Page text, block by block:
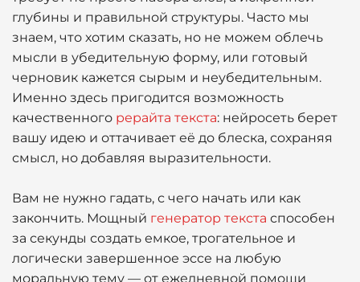
глубины и правильной структуры. Часто мы
знаем, что хотим сказать, но не можем облечь
мысли в убедительную форму, или готовый
черновик кажется сырым и неубедительным.
Именно здесь пригодится возможность
качественного рерайта текста: нейросеть берет
вашу идею и оттачивает её до блеска, сохраняя
смысл, но добавляя выразительности.
Вам не нужно гадать, с чего начать или как
закончить. Мощный генератор текста способен
за секунды создать емкое, трогательное и
логически завершенное эссе на любую
моральную тему — от ежедневной помощи